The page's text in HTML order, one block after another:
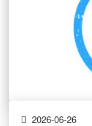
2026-06-26